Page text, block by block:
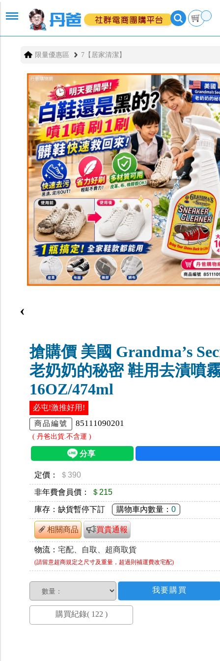
限量優惠區 7【居家清潔】
‹
搶購價 美國 Grandma’s
老奶奶的秘密 鞋用去漬噴
16OZ/474ml
必屯!激推好用!
商品編號 85111090201
( 丹爸出貨.不含運 )
定價： ＄390
非年費會員價： ＄215
庫存：缺貨暫停下訂 購物車內數量：0
相關商品 買貴通報
物流：宅配、自取、超商取貨
(請留意超商規定之尺寸及重量，超過則補運費改宅配)
數量：